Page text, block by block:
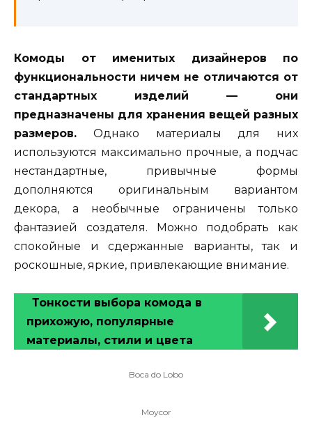
Комоды от именитых дизайнеров по
функциональности ничем не отличаются от
стандартных изделий — они
предназначены для хранения вещей разных
размеров. Однако материалы для них
используются максимально прочные, а подчас
нестандартные, привычные формы
дополняются оригинальным вариантом
декора, а необычные ограничены только
фантазией создателя. Можно подобрать как
спокойные и сдержанные варианты, так и
роскошные, яркие, привлекающие внимание.
Тонкости выбора комода в
прихожую, популярные
материалы, стили и цвета
Boca do Lobo
Moycor